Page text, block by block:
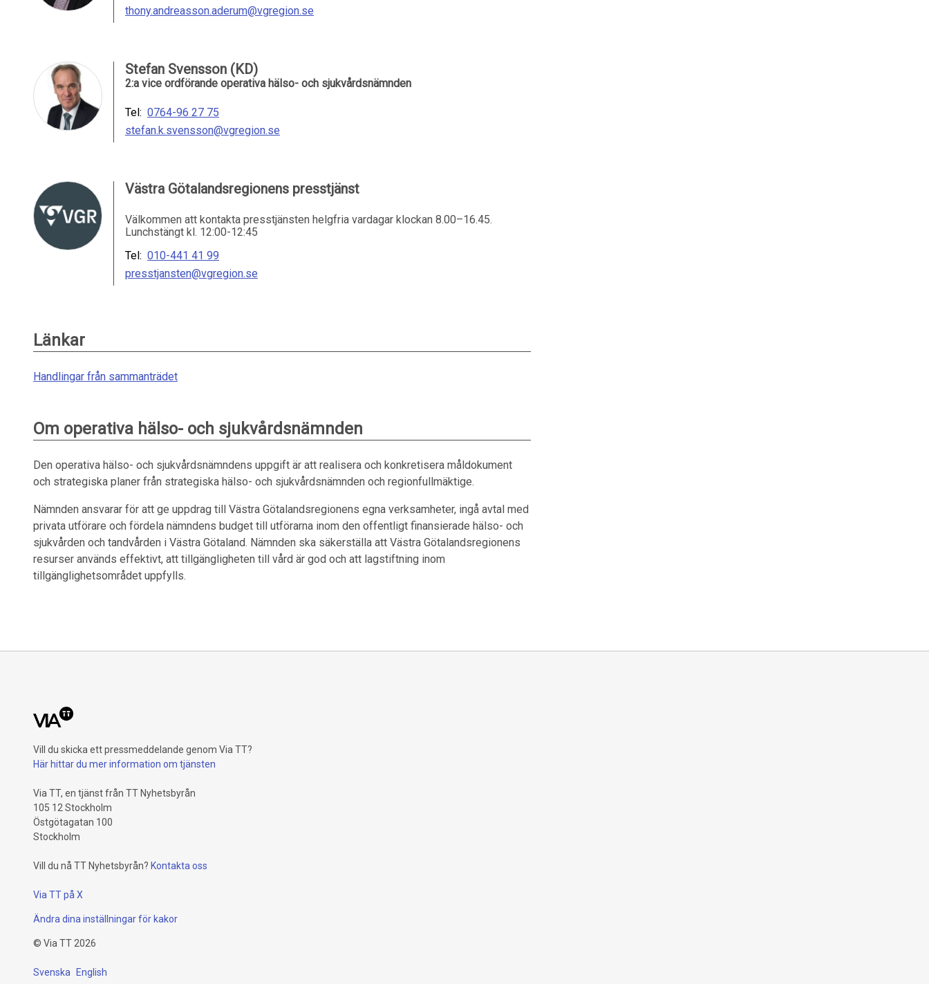
thony.andreasson.aderum@vgregion.se
Stefan Svensson (KD)
2:a vice ordförande operativa hälso- och sjukvårdsnämnden
Tel: 0764-96 27 75
stefan.k.svensson@vgregion.se
Västra Götalandsregionens presstjänst
Välkommen att kontakta presstjänsten helgfria vardagar klockan 8.00–16.45.
Lunchstängt kl. 12:00-12:45
Tel: 010-441 41 99
presstjansten@vgregion.se
Länkar
Handlingar från sammanträdet
Om operativa hälso- och sjukvårdsnämnden
Den operativa hälso- och sjukvårdsnämndens uppgift är att realisera och konkretisera måldokument
och strategiska planer från strategiska hälso- och sjukvårdsnämnden och regionfullmäktige.
Nämnden ansvarar för att ge uppdrag till Västra Götalandsregionens egna verksamheter, ingå avtal med
privata utförare och fördela nämndens budget till utförarna inom den offentligt finansierade hälso- och
sjukvården och tandvården i Västra Götaland. Nämnden ska säkerställa att Västra Götalandsregionens
resurser används effektivt, att tillgängligheten till vård är god och att lagstiftning inom
tillgänglighetsområdet uppfylls.
Vill du skicka ett pressmeddelande genom Via TT?
Här hittar du mer information om tjänsten
Via TT, en tjänst från TT Nyhetsbyrån
105 12 Stockholm
Östgötagatan 100
Stockholm
Vill du nå TT Nyhetsbyrån? Kontakta oss
Via TT på X
Ändra dina inställningar för kakor
© Via TT 2026
Svenska English